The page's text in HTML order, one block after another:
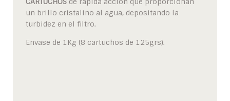
un brillo cristalino al agua, depositando la
turbidez en el filtro.
Envase de 1Kg (8 cartuchos de 125grs).